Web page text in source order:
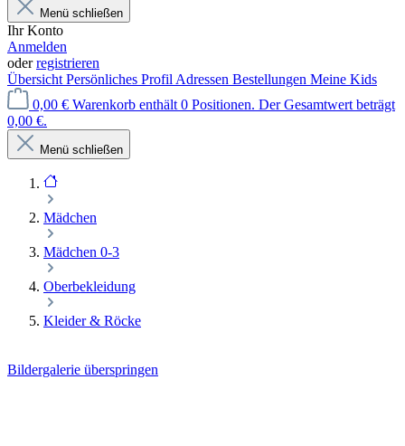
Menü schließen
Ihr Konto
Anmelden
oderregistrieren
Übersicht Persönliches Profil Adressen Bestellungen Meine Kids
0,00 € Warenkorb enthält 0 Positionen. Der Gesamtwert beträgt
0,00 €.
Menü schließen
Mädchen
Mädchen 0-3
Oberbekleidung
Kleider & Röcke
Bildergalerie überspringen